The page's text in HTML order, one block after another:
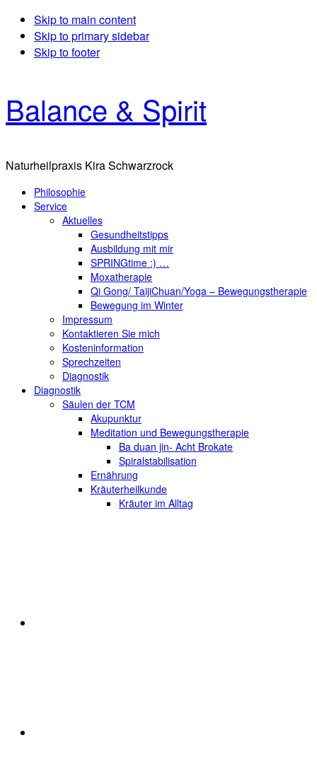
Skip to main content
Skip to primary sidebar
Skip to footer
Balance & Spirit
Naturheilpraxis Kira Schwarzrock
Philosophie
Service
Aktuelles
Gesundheitstipps
Ausbildung mit mir
SPRINGtime :) …
Moxatherapie
Qi Gong/ TaijiChuan/Yoga – Bewegungstherapie
Bewegung im Winter
Impressum
Kontaktieren Sie mich
Kosteninformation
Sprechzeiten
Diagnostik
Diagnostik
Säulen der TCM
Akupunktur
Meditation und Bewegungstherapie
Ba duan jin- Acht Brokate
Spiralstabilisation
Ernährung
Kräuterheilkunde
Kräuter im Alltag